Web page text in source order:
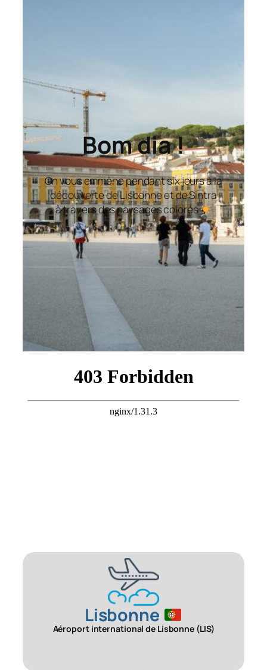
Bom dia !
On vous emmène pendant six jours à la
découverte de Lisbonne et de Sintra
à travers des paysages colorés
Lisbonne
Aéroport international de Lisbonne (LIS)